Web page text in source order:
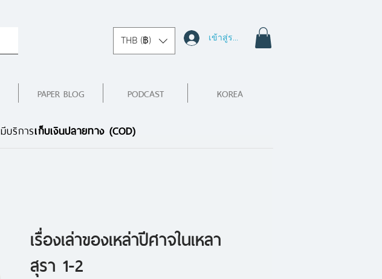
THB (฿) เข้าสู่ระบบ
PAPER BLOG PODCAST KOREA
เรื่องเล่าของเหล่าปีศาจในเหลา
สุรา 1-2
มีบริการเก็บเงินปลายทาง (COD)